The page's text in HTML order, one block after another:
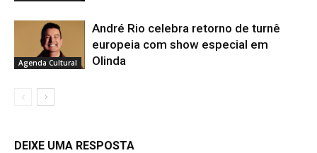
Agenda Cultural
André Rio celebra retorno de turnê
europeia com show especial em
Olinda
DEIXE UMA RESPOSTA